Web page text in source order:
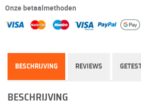
Onze betaalmethoden
BESCHRIJVING REVIEWS
BESCHRIJVING